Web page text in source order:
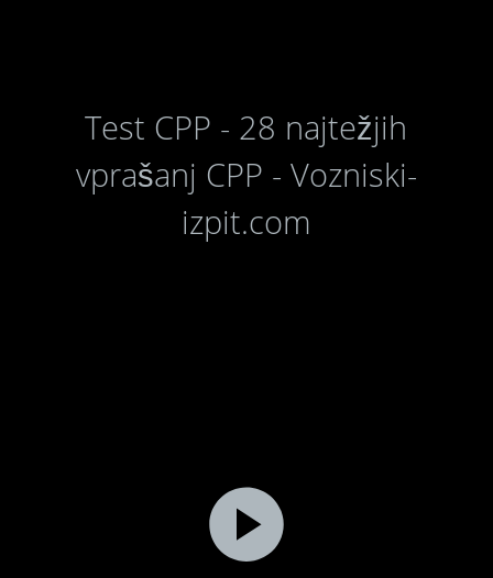
Test CPP - 28 najtežjih
vprašanj CPP - Vozniski-
izpit.com